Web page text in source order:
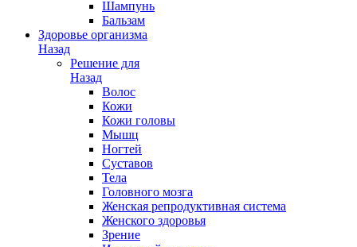
Шампунь
Бальзам
Здоровье организма
Назад
Решение для
Назад
Волос
Кожи
Кожи головы
Мышц
Ногтей
Суставов
Тела
Головного мозга
Женская репродуктивная система
Женского здоровья
Зрение